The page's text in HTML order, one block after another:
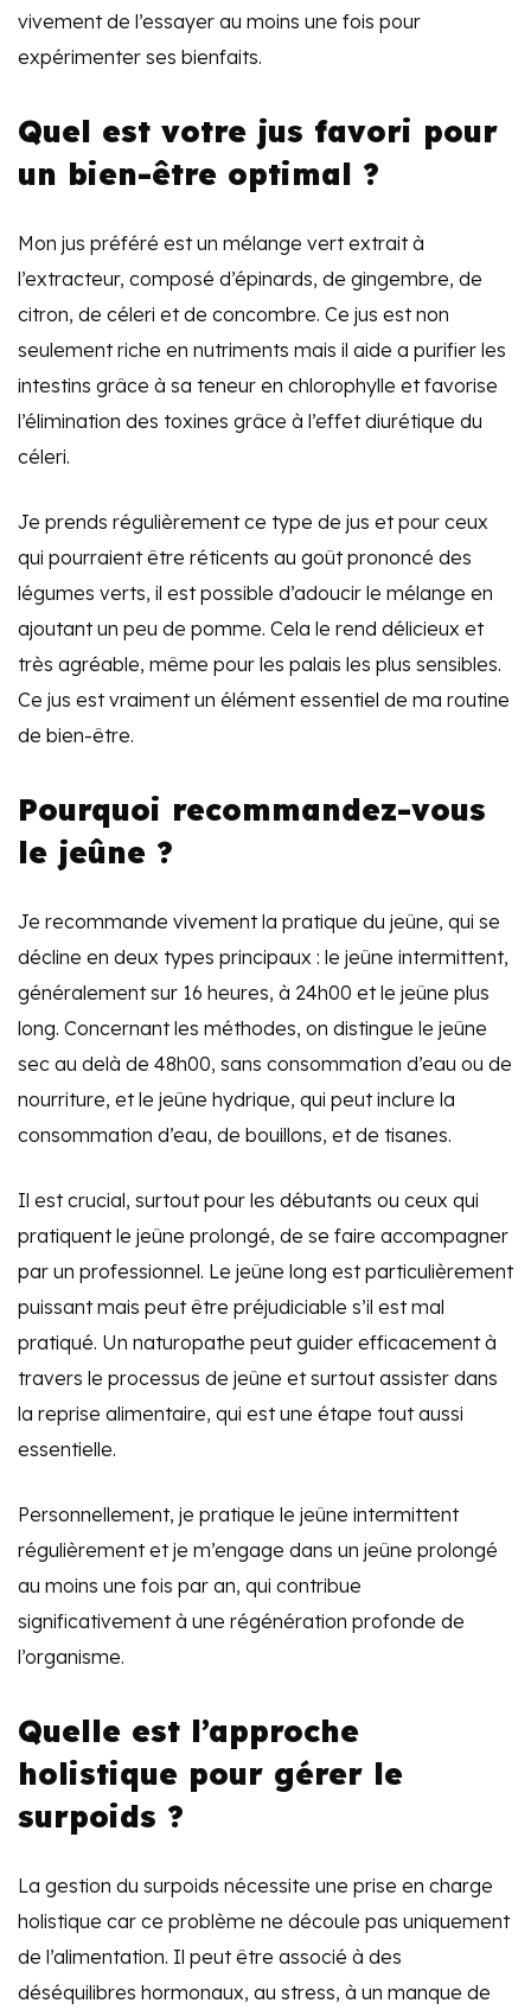
vivement de l’essayer au moins une fois pour
expérimenter ses bienfaits.
Quel est votre jus favori pour
un bien-être optimal ?
Mon jus préféré est un mélange vert extrait à
l’extracteur, composé d’épinards, de gingembre, de
citron, de céleri et de concombre. Ce jus est non
seulement riche en nutriments mais il aide a purifier les
intestins grâce à sa teneur en chlorophylle et favorise
l’élimination des toxines grâce à l’effet diurétique du
céleri.
Je prends régulièrement ce type de jus et pour ceux
qui pourraient être réticents au goût prononcé des
légumes verts, il est possible d’adoucir le mélange en
ajoutant un peu de pomme. Cela le rend délicieux et
très agréable, même pour les palais les plus sensibles.
Ce jus est vraiment un élément essentiel de ma routine
de bien-être.
Pourquoi recommandez-vous
le jeûne ?
Je recommande vivement la pratique du jeûne, qui se
décline en deux types principaux : le jeûne intermittent,
généralement sur 16 heures, à 24h00 et le jeûne plus
long. Concernant les méthodes, on distingue le jeûne
sec au delà de 48h00, sans consommation d’eau ou de
nourriture, et le jeûne hydrique, qui peut inclure la
consommation d’eau, de bouillons, et de tisanes.
Il est crucial, surtout pour les débutants ou ceux qui
pratiquent le jeûne prolongé, de se faire accompagner
par un professionnel. Le jeûne long est particulièrement
puissant mais peut être préjudiciable s’il est mal
pratiqué. Un naturopathe peut guider efficacement à
travers le processus de jeûne et surtout assister dans
la reprise alimentaire, qui est une étape tout aussi
essentielle.
Personnellement, je pratique le jeûne intermittent
régulièrement et je m’engage dans un jeûne prolongé
au moins une fois par an, qui contribue
significativement à une régénération profonde de
l’organisme.
Quelle est l’approche
holistique pour gérer le
surpoids ?
La gestion du surpoids nécessite une prise en charge
holistique car ce problème ne découle pas uniquement
de l’alimentation. Il peut être associé à des
déséquilibres hormonaux, au stress, à un manque de